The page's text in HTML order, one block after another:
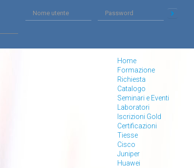
Home
Formazione
Richiesta
Catalogo
Seminari e Eventi
Laboratori
Iscrizioni Gold
Certificazioni
Tiesse
Cisco
Juniper
Huawei